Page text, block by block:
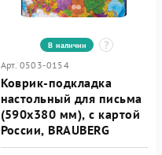
В наличии
Арт. 0503-0154
Коврик-подкладка
настольный для письма
(590х380 мм), с картой
России, BRAUBERG